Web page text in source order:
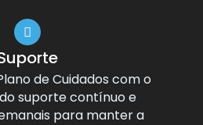
de Cuidados com o
suporte contínuo e
para manter a